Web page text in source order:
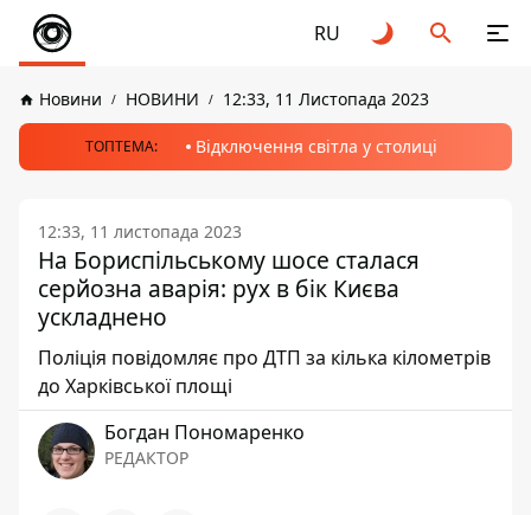
RU
Новини НОВИНИ 12:33, 11 Листопада 2023
ТОПТЕМА: Відключення світла у столиці
12:33, 11 листопада 2023
На Бориспільському шосе сталася
серйозна аварія: рух в бік Києва
ускладнено
Поліція повідомляє про ДТП за кілька кілометрів
до Харківської площі
Богдан Пономаренко
РЕДАКТОР